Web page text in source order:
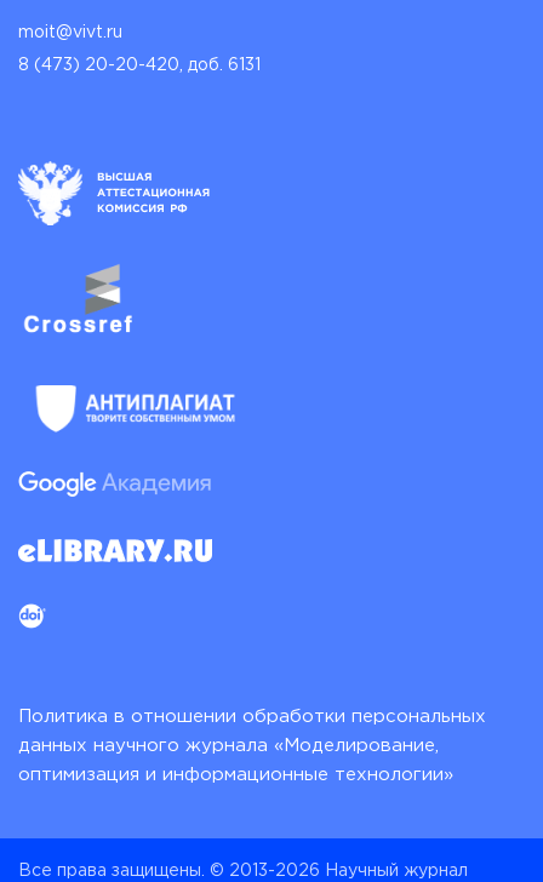
moit@vivt.ru
8 (473) 20-20-420, доб. 6131
Политика в отношении обработки персональных
данных научного журнала «Моделирование,
оптимизация и информационные технологии»
Все права защищены. © 2013-2026 Научный журнал